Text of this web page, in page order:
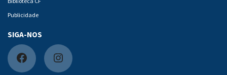
Publicidade
SIGA-NOS
F
I